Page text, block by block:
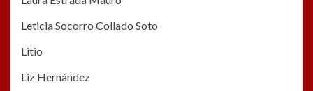
Leticia Socorro Collado Soto
Litio
Liz Hernández